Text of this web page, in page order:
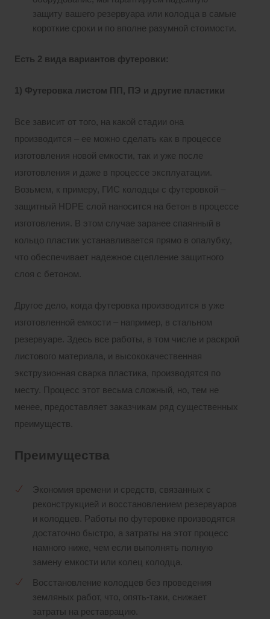
защиту вашего резервуара или колодца в самые
короткие сроки и по вполне разумной стоимости.
Есть 2 вида вариантов футеровки:
1) Футеровка листом ПП, ПЭ и другие пластики
Все зависит от того, на какой стадии она
производится – ее можно сделать как в процессе
изготовления новой емкости, так и уже после
изготовления и даже в процессе эксплуатации.
Возьмем, к примеру, ГИС колодцы с футеровкой –
защитный HDPE слой наносится на бетон в процессе
изготовления. В этом случае заранее спаянный в
кольцо пластик устанавливается прямо в опалубку,
что обеспечивает надежное сцепление защитного
слоя с бетоном.
Другое дело, когда футеровка производится в уже
изготовленной емкости – например, в стальном
резервуаре. Здесь все работы, в том числе и раскрой
листового материала, и высококачественная
экструзионная сварка пластика, производятся по
месту. Процесс этот весьма сложный, но, тем не
менее, предоставляет заказчикам ряд существенных
преимуществ.
Преимущества
Экономия времени и средств, связанных с
реконструкцией и восстановлением резервуаров
и колодцев. Работы по футеровке производятся
достаточно быстро, а затраты на этот процесс
намного ниже, чем если выполнять полную
замену емкости или колец колодца.
Восстановление колодцев без проведения
земляных работ, что, опять-таки, снижает
затраты на реставрацию.